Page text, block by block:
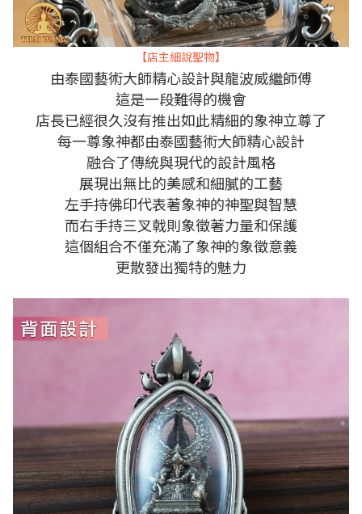
【店主細說聖物】
由泰國藝術大師精心設計與龍波威繼師傅
這是一段難得的機會
店長已經很久沒有推出如此精細的象神立尊了
每一尊象神都由泰國藝術大師精心設計
融合了傳統與現代的設計風格
展現出無比的美感和細膩的工藝
左手持佛印代表著象神的神聖與智慧
而右手持三叉戟則象徵著力量和保護
這個組合不僅充滿了象神的象徵意義
更散發出獨特的魅力